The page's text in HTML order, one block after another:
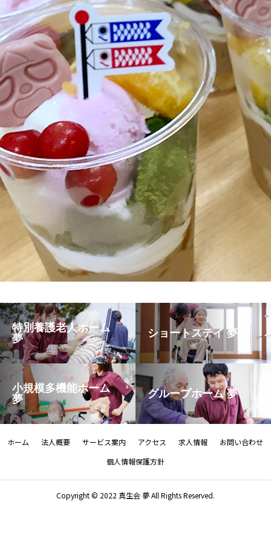
特別養護老人ホーム
夢
ショートステイ 夢
小規模多機能ホーム
夢
グループホーム 夢
ホーム 法人概要 サービス案内 アクセス 求人情報
お問い合わせ
個人情報保護方針
Copyright © 2022 真生会 夢 All Rights Reserved.